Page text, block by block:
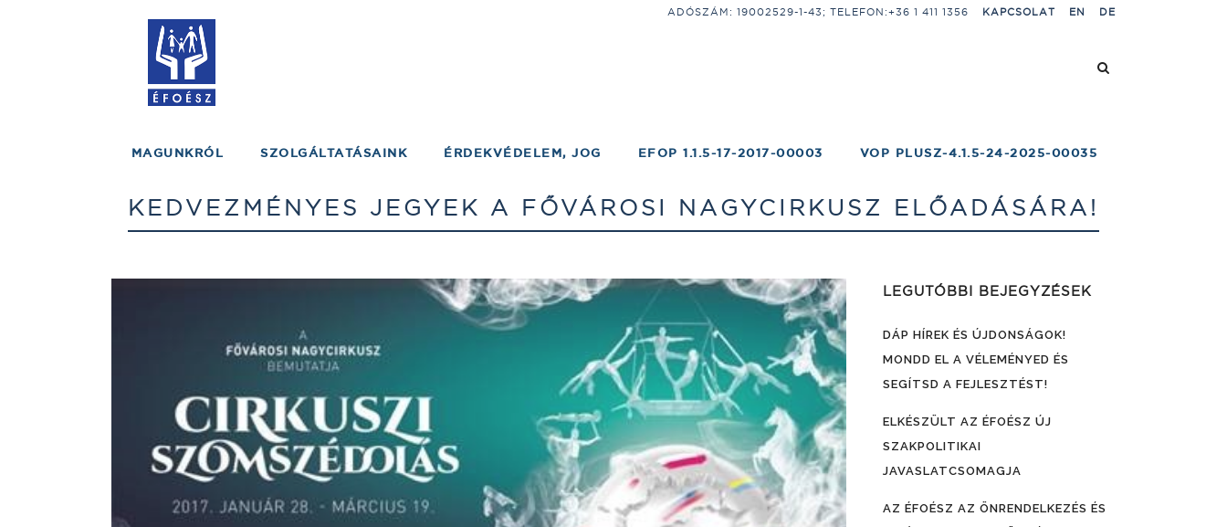
ADÓSZÁM: 19002529-1-43; TELEFON:+36 1 411 1356 KAPCSOLAT EN DE
MAGUNKRÓL SZOLGÁLTATÁSAINK ÉRDEKVÉDELEM, JOG EFOP 1.1.5-17-2017-00003 VOP PLUSZ-4.1.5-24-2025-00035
KEDVEZMÉNYES JEGYEK A FŐVÁROSI NAGYCIRKUSZ ELŐADÁSÁRA!
LEGUTÓBBI BEJEGYZÉSEK
DÁP HÍREK ÉS ÚJDONSÁGOK!
MONDD EL A VÉLEMÉNYED ÉS
SEGÍTSD A FEJLESZTÉST!
ELKÉSZÜLT AZ ÉFOÉSZ ÚJ
SZAKPOLITIKAI
JAVASLATCSOMAGJA
AZ ÉFOÉSZ AZ ÖNRENDELKEZÉS ÉS